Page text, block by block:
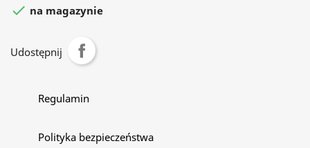
 na magazynie
Udostępnij
Regulamin
Polityka bezpieczeństwa